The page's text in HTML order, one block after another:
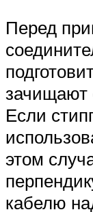
Перед
зачищают
Если
этом
кабелю